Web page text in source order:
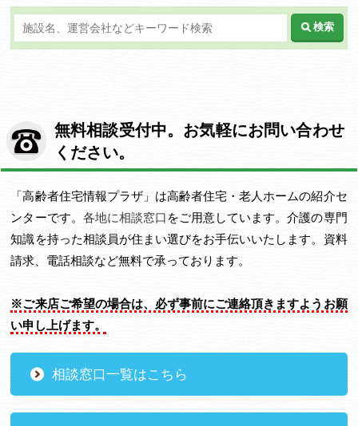
検索
無料相談受付中。お気軽にお問い合わせ
ください。
「高齢者住宅情報プラザ」は高齢者住宅・老人ホームの紹介セ
ンターです。 各地に相談窓口 をご用意しています。介護の専門
知識を持った相談員が住まい選びをお手伝いいたします。資料
請求、電話相談など無料で承っております。
※ご来店ご希望の場合は、必ず事前にご連絡頂きますようお願
い申し上げます。
相談窓口一覧はこちら